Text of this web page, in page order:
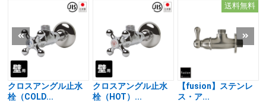
クロスアングル止水
栓（COLD...
クロスアングル止水
栓（HOT）...
送料無料
【fusion】ステンレ
ス・ア...